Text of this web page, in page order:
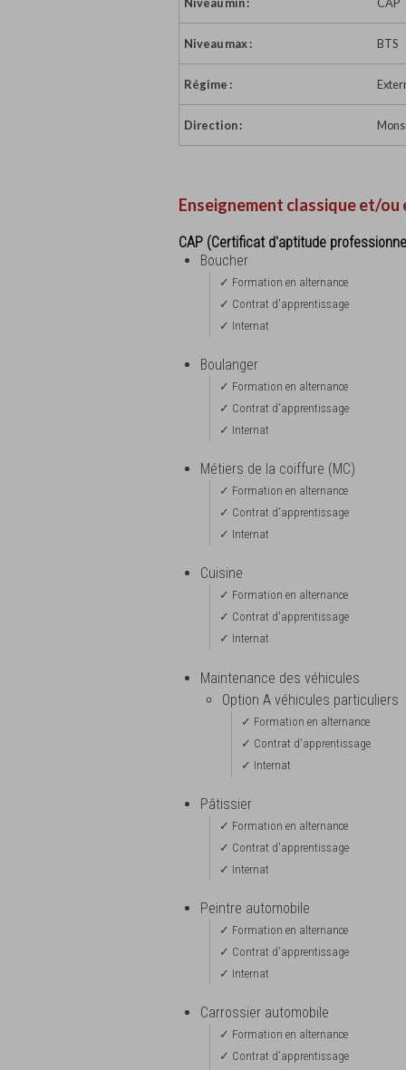
Niveau min : CAP
Niveau max : BTS
Régime :
Direction :
Enseignement classique et/ou
CAP (Certificat d'aptitude
Boucher
✓ Formation en alternance
✓ Contrat d'apprentissage
✓ Internat
Boulanger
✓ Formation en alternance
✓ Contrat d'apprentissage
✓ Internat
Métiers de la coiffure (MC)
✓ Formation en alternance
✓ Contrat d'apprentissage
✓ Internat
Cuisine
✓ Formation en alternance
✓ Contrat d'apprentissage
✓ Internat
Maintenance des véhicules
Option A véhicules particuliers
✓ Formation en alternance
✓ Contrat d'apprentissage
✓ Internat
Pâtissier
✓ Formation en alternance
✓ Contrat d'apprentissage
✓ Internat
Peintre automobile
✓ Formation en alternance
✓ Contrat d'apprentissage
✓ Internat
Carrossier automobile
✓ Formation en alternance
✓ Contrat d'apprentissage